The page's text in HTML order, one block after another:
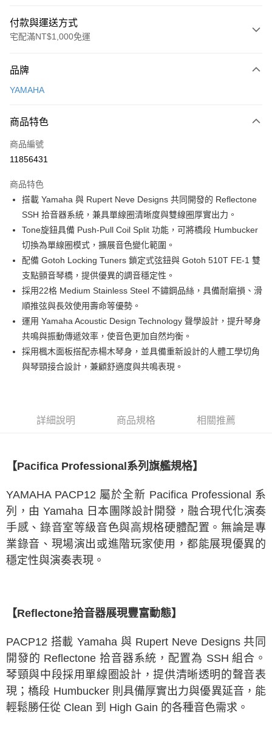
付款與運送方式
宅配滿NT$1,000免運
信用卡一次付款
3 期 0 利率 每期
合作金庫商業銀行
上海商業儲蓄銀行
臺灣中小企業銀行
匯豐（台灣）商業銀行
華泰商業銀行
聯邦商業銀行
遠東國際商業銀行
元大商業銀行
永豐商業銀行
玉山商業銀行
星展（台灣）商業銀行
台灣樂天信用卡公司
合作金庫商業銀行
上海商業儲蓄銀行
國泰世華商業銀行
兆豐國際商業銀行
匯豐（台灣）商業銀行
華泰商業銀行
聯邦商業銀行
遠東國際商業銀行
元大商業銀行
永豐商業銀行
玉山商業銀行
星展（台灣）商業銀行
台新國際商業銀行
中國信託商業銀行
LINE Pay
Apple Pay
街口支付
悠遊付
全盈+PAY
大哥付你分期
相關說明
【大哥付你分期使用說明】
1.本服務由台灣大哥大提供，台灣大哥大用戶可立即使用無須另外申請。
2.付款方式選擇「大哥付你分期」，訂單成立後會自動跳轉到大哥付的交易
流程，驗證手機門號後，選擇欲分期的期數、繳款截止日，確認付款後即完
3.實際核准額度、可分期數及費用金額請依後續交易確認頁面所載為準。
4.訂單成立30分鐘內，如未前往確認交易或遇審核未通過，訂單將自動取
醒簡訊。
【注意事項】
用戶於交易時，得透過本服務購買商品或服務，並由商店將買賣／分期付款
買賣價金債權讓與本公司後，依約使用本公司帳單繳交帳款。
2.基於同意付款使用「大哥付你分期」之契約關係目的，商店將以您的個人
資料（包含姓名、電話或地址）提供予台灣大哥大進項蒐集、處理及利用，
由本公司與您本人進行分期帳單所需資料之確認、核對及更正。
3.完整用戶服務條款，請詳閱以下連結：https://oppay.tw/userRule
ATM付款
運送方式
品牌
YAMAHA
商品特色
商品編號
11856431
商品特色
搭載 Yamaha 與 Rupert Neve Designs 共同開發的 Reflectone
SSH 拾音器系統，兼具單線圈清晰度與雙線圈厚實出力。
Tone旋鈕具備 Push-Pull Coil Split 功能，可將橋段 Humbucker
切換為單線圈模式，擴展音色變化範圍。
配備 Gotoh Locking Tuners 鎖定式弦鈕與 Gotoh 510T FE-1 雙
支點顫音琴橋，提供優異的調音穩定性。
採用22格 Medium Stainless Steel 不鏽鋼品絲，具備耐磨損、滑
順推弦與長效使用壽命等優勢。
運用 Yamaha Acoustic Design Technology 聲學設計，提升琴身
共鳴與振動傳遞效率，使音色更加自然均衡。
採用楓木面板搭配赤楊木琴身，並具備重新設計的人體工學切角
與琴頸接合設計，兼顧舒適度與共鳴表現。
詳細說明 商品規格 相關推薦
【Pacifica Professional系列旗艦規格】
YAMAHA PACP12 屬於全新 Pacifica Professional 系
列，由 Yamaha 日本團隊設計開發，融合現代化演奏
手感、錄音室等級音色與高規格硬體配置。無論是專
業錄音、現場演出或進階玩家使用，都能展現優異的
穩定性與演奏表現。
【Reflectone拾音器展現豐富動態】
PACP12 搭載 Yamaha 與 Rupert Neve Designs 共同
開發的 Reflectone 拾音器系統，配置為 SSH 組合。
琴頸與中段採用單線圈設計，提供清晰透明的聲音表
現；橋段 Humbucker 則具備厚實出力與優異延音，能
輕鬆勝任從 Clean 到 High Gain 的各種音色需求。